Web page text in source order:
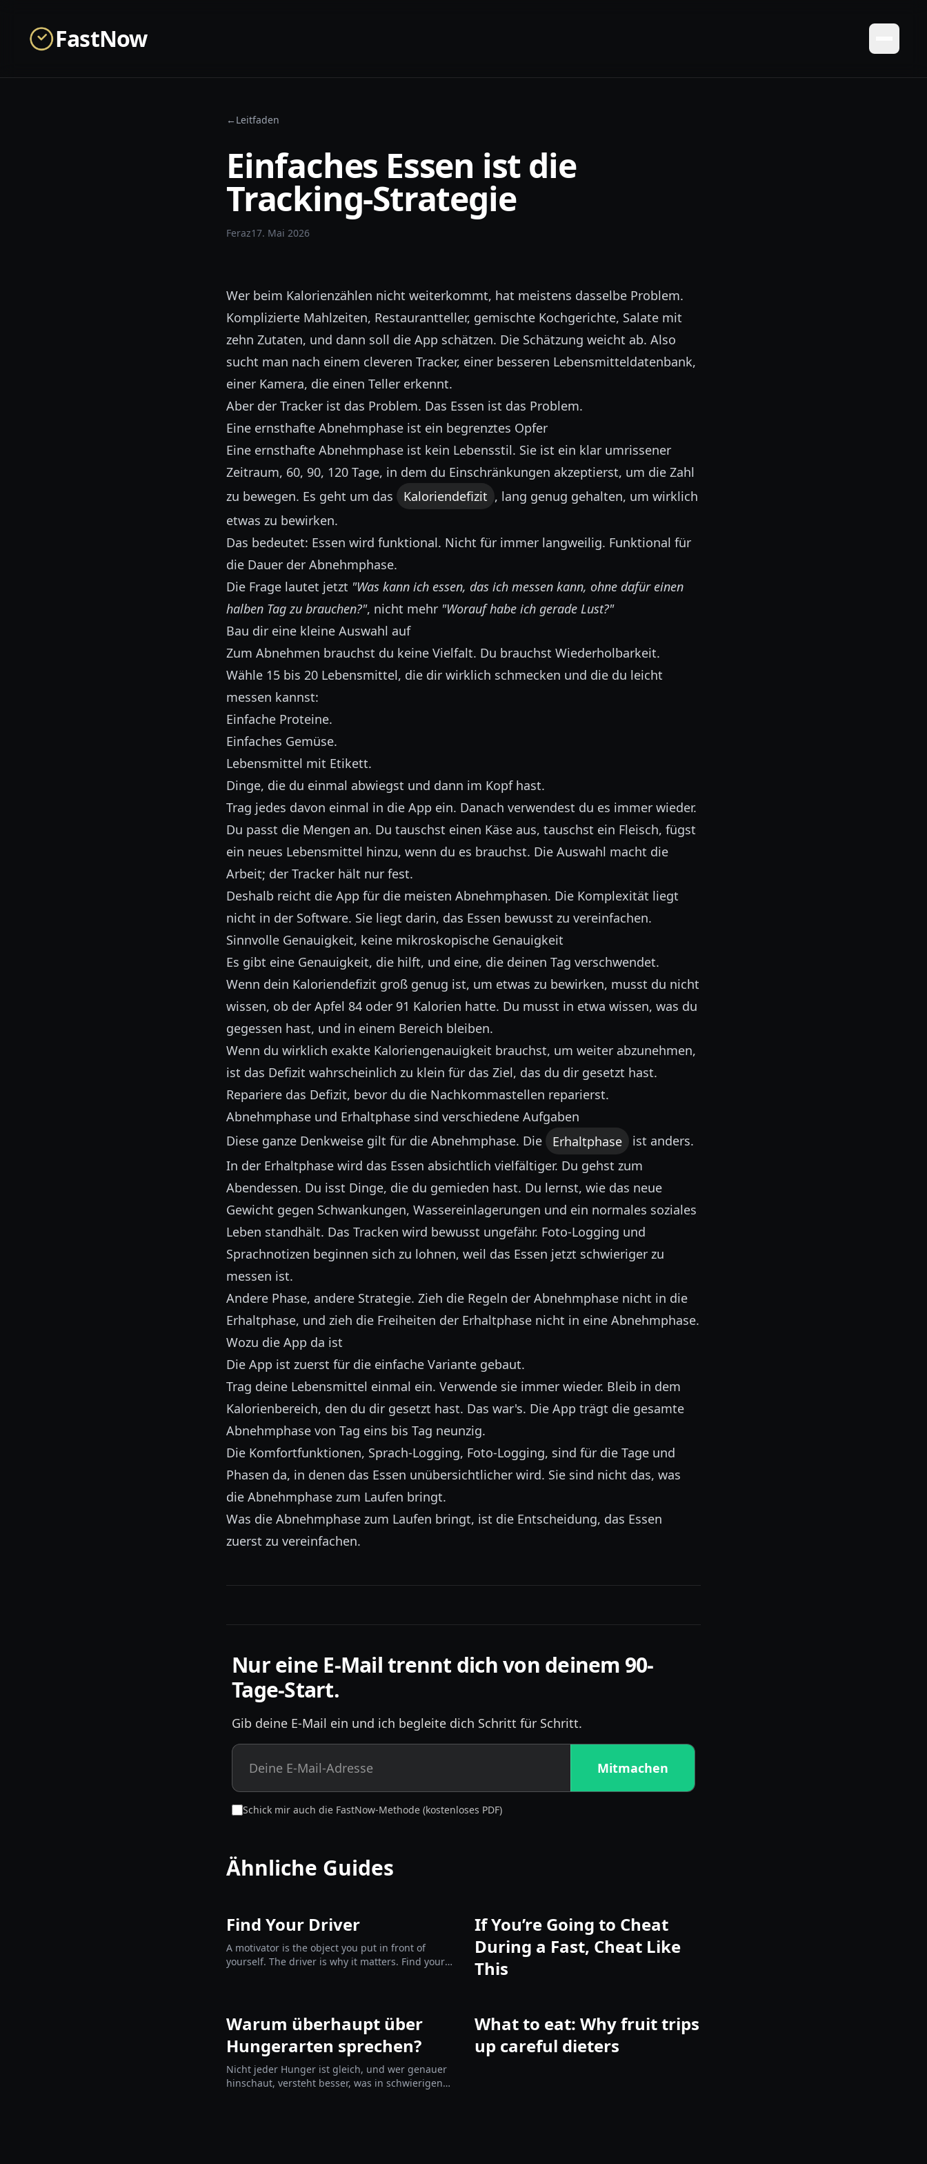
FastNow
← Leitfaden
Einfaches Essen ist die
Tracking-Strategie
Feraz17. Mai 2026
Wer beim Kalorienzählen nicht weiterkommt, hat meistens dasselbe Problem.
Komplizierte Mahlzeiten, Restaurantteller, gemischte Kochgerichte, Salate mit
zehn Zutaten, und dann soll die App schätzen. Die Schätzung weicht ab. Also
sucht man nach einem cleveren Tracker, einer besseren Lebensmitteldatenbank,
einer Kamera, die einen Teller erkennt.
Aber der Tracker ist das Problem. Das Essen ist das Problem.
Eine ernsthafte Abnehmphase ist ein begrenztes Opfer
Eine ernsthafte Abnehmphase ist kein Lebensstil. Sie ist ein klar umrissener
Zeitraum, 60, 90, 120 Tage, in dem du Einschränkungen akzeptierst, um die Zahl
zu bewegen. Es geht um das
Kaloriendefizit , lang genug gehalten, um wirklich
etwas zu bewirken.
Das bedeutet: Essen wird funktional. Nicht für immer langweilig. Funktional für
die Dauer der Abnehmphase.
Die Frage lautet jetzt "Was kann ich essen, das ich messen kann, ohne dafür einen
halben Tag zu brauchen?", nicht mehr "Worauf habe ich gerade Lust?"
Bau dir eine kleine Auswahl auf
Zum Abnehmen brauchst du keine Vielfalt. Du brauchst Wiederholbarkeit.
Wähle 15 bis 20 Lebensmittel, die dir wirklich schmecken und die du leicht
messen kannst:
Einfache Proteine.
Einfaches Gemüse.
Lebensmittel mit Etikett.
Dinge, die du einmal abwiegst und dann im Kopf hast.
Trag jedes davon einmal in die App ein. Danach verwendest du es immer wieder.
Du passt die Mengen an. Du tauschst einen Käse aus, tauschst ein Fleisch, fügst
ein neues Lebensmittel hinzu, wenn du es brauchst. Die Auswahl macht die
Arbeit; der Tracker hält nur fest.
Deshalb reicht die App für die meisten Abnehmphasen. Die Komplexität liegt
nicht in der Software. Sie liegt darin, das Essen bewusst zu vereinfachen.
Sinnvolle Genauigkeit, keine mikroskopische Genauigkeit
Es gibt eine Genauigkeit, die hilft, und eine, die deinen Tag verschwendet.
Wenn dein Kaloriendefizit groß genug ist, um etwas zu bewirken, musst du nicht
wissen, ob der Apfel 84 oder 91 Kalorien hatte. Du musst in etwa wissen, was du
gegessen hast, und in einem Bereich bleiben.
Wenn du wirklich exakte Kaloriengenauigkeit brauchst, um weiter abzunehmen,
ist das Defizit wahrscheinlich zu klein für das Ziel, das du dir gesetzt hast.
Repariere das Defizit, bevor du die Nachkommastellen reparierst.
Abnehmphase und Erhaltphase sind verschiedene Aufgaben
Diese ganze Denkweise gilt für die Abnehmphase. Die
Erhaltphase
ist anders.
In der Erhaltphase wird das Essen absichtlich vielfältiger. Du gehst zum
Abendessen. Du isst Dinge, die du gemieden hast. Du lernst, wie das neue
Gewicht gegen Schwankungen, Wassereinlagerungen und ein normales soziales
Leben standhält. Das Tracken wird bewusst ungefähr. Foto-Logging und
Sprachnotizen beginnen sich zu lohnen, weil das Essen jetzt schwieriger zu
messen ist.
Andere Phase, andere Strategie. Zieh die Regeln der Abnehmphase nicht in die
Erhaltphase, und zieh die Freiheiten der Erhaltphase nicht in eine Abnehmphase.
Wozu die App da ist
Die App ist zuerst für die einfache Variante gebaut.
Trag deine Lebensmittel einmal ein. Verwende sie immer wieder. Bleib in dem
Kalorienbereich, den du dir gesetzt hast. Das war's. Die App trägt die gesamte
Abnehmphase von Tag eins bis Tag neunzig.
Die Komfortfunktionen, Sprach-Logging, Foto-Logging, sind für die Tage und
Phasen da, in denen das Essen unübersichtlicher wird. Sie sind nicht das, was
die Abnehmphase zum Laufen bringt.
Was die Abnehmphase zum Laufen bringt, ist die Entscheidung, das Essen
zuerst zu vereinfachen.
Nur eine E-Mail trennt dich von deinem 90-
Tage-Start.
Gib deine E-Mail ein und ich begleite dich Schritt für Schritt.
Mitmachen
Schick mir auch die FastNow-Methode (kostenloses PDF)
Ähnliche Guides
Find Your Driver
A motivator is the object you put in front of
yourself. The driver is why it matters. Find yours
If You’re Going to Cheat
During a Fast, Cheat Like
This
Warum überhaupt über
Hungerarten sprechen?
Nicht jeder Hunger ist gleich, und wer genauer
hinschaut, versteht besser, was in schwierigen
What to eat: Why fruit trips
up careful dieters